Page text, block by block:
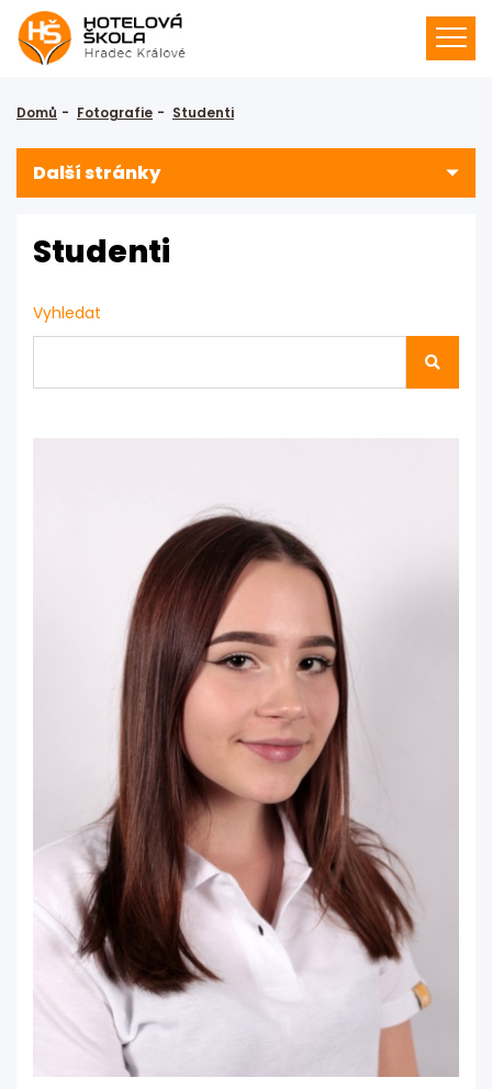
Domů Fotografie Studenti
Další stránky
Studenti
Vyhledat